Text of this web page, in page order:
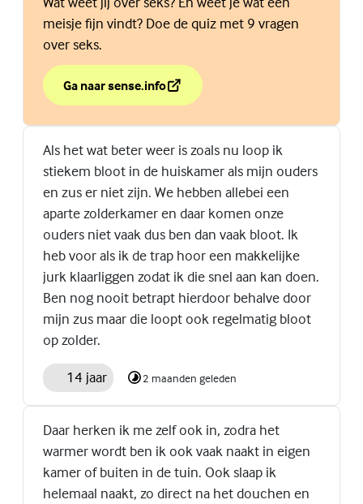
meisje fijn vindt? Doe de quiz met 9 vragen
over seks.
Ga naar sense.info
over Seksquiz voor jongens
(Externe link)
Als het wat beter weer is zoals nu loop ik
stiekem bloot in de huiskamer als mijn ouders
en zus er niet zijn. We hebben allebei een
aparte zolderkamer en daar komen onze
ouders niet vaak dus ben dan vaak bloot. Ik
heb voor als ik de trap hoor een makkelijke
jurk klaarliggen zodat ik die snel aan kan doen.
Ben nog nooit betrapt hierdoor behalve door
mijn zus maar die loopt ook regelmatig bloot
op zolder.
14 jaar 2 maanden geleden
Daar herken ik me zelf ook in, zodra het
warmer wordt ben ik ook vaak naakt in eigen
kamer of buiten in de tuin. Ook slaap ik
helemaal naakt, zo direct na het douchen en